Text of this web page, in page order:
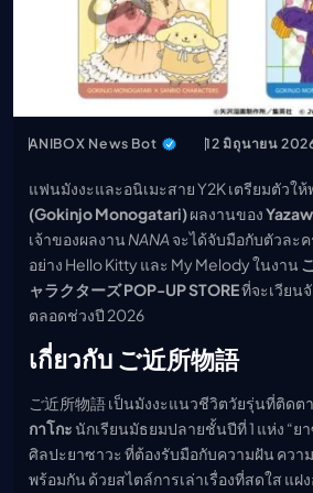
เม
ตา
เมะ
ANIBOX News Bot 12 มิถุนายน
แฟนมังงะและอนิเมะสาย Y2K เตรียมตัวให้
(Gokinjo Monogatari)ผลงานของ
เจ้าของผลงาน NANA จะได้จับมือกับตัวละ
อย่าง Hello Kitty และ My Melody ในงาน
ャラクターズ POP-UP STOREที่จะเวียน
ตลอดช่วงปี 2026
เกี่ยวกับ ご近所物語
ご近所物語 เป็นมังงะแนวชีวิตวัยรุ่นที่ติดต
กาโกะนักเรียนมัธยมปลายชั้นปีที่ 1 แห่ง “ย
ศิลปะยาซาวะ ที่ต้องรับมือกับความฝัน ควา
พร้อมกัน ด้วยสไตล์การเล่าเรื่องที่สดใส แ